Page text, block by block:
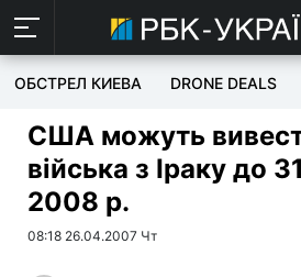
ОБСТРЕЛ КИЕВА DRONE DEALS
США можуть
війська з Іраку до
2008 р.
08:18 26.04.2007 Чт